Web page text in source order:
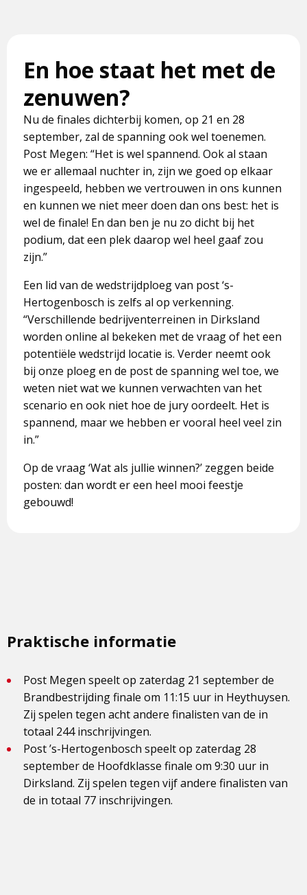
En hoe staat het met de
zenuwen?
Nu de finales dichterbij komen, op 21 en 28
september, zal de spanning ook wel toenemen.
Post Megen: “Het is wel spannend. Ook al staan
we er allemaal nuchter in, zijn we goed op elkaar
ingespeeld, hebben we vertrouwen in ons kunnen
en kunnen we niet meer doen dan ons best: het is
wel de finale! En dan ben je nu zo dicht bij het
podium, dat een plek daarop wel heel gaaf zou
zijn.”
Een lid van de wedstrijdploeg van post ‘s-
Hertogenbosch is zelfs al op verkenning.
“Verschillende bedrijventerreinen in Dirksland
worden online al bekeken met de vraag of het een
potentiële wedstrijd locatie is. Verder neemt ook
bij onze ploeg en de post de spanning wel toe, we
weten niet wat we kunnen verwachten van het
scenario en ook niet hoe de jury oordeelt. Het is
spannend, maar we hebben er vooral heel veel zin
in.”
Op de vraag ‘Wat als jullie winnen?’ zeggen beide
posten: dan wordt er een heel mooi feestje
gebouwd!
Praktische informatie
Post Megen speelt op zaterdag 21 september de
Brandbestrijding finale om 11:15 uur in Heythuysen.
Zij spelen tegen acht andere finalisten van de in
totaal 244 inschrijvingen.
Post ’s-Hertogenbosch speelt op zaterdag 28
september de Hoofdklasse finale om 9:30 uur in
Dirksland. Zij spelen tegen vijf andere finalisten van
de in totaal 77 inschrijvingen.